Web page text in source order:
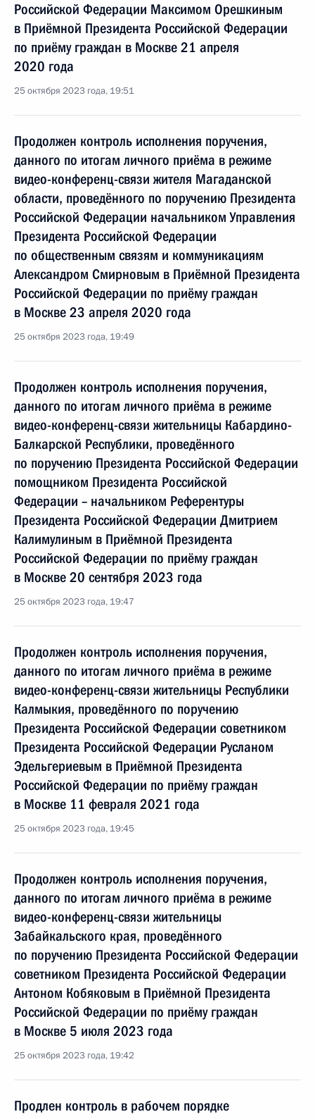
Российской Федерации Максимом Орешкиным
в Приёмной Президента Российской Федерации
по приёму граждан в Москве 21 апреля
2020 года
25 октября 2023 года, 19:51
Продолжен контроль исполнения поручения,
данного по итогам личного приёма в режиме
видео-конференц-связи жителя Магаданской
области, проведённого по поручению Президента
Российской Федерации начальником Управления
Президента Российской Федерации
по общественным связям и коммуникациям
Александром Смирновым в Приёмной Президента
Российской Федерации по приёму граждан
в Москве 23 апреля 2020 года
25 октября 2023 года, 19:49
Продолжен контроль исполнения поручения,
данного по итогам личного приёма в режиме
видео-конференц-связи жительницы Кабардино-
Балкарской Республики, проведённого
по поручению Президента Российской Федерации
помощником Президента Российской
Федерации – начальником Референтуры
Президента Российской Федерации Дмитрием
Калимулиным в Приёмной Президента
Российской Федерации по приёму граждан
в Москве 20 сентября 2023 года
25 октября 2023 года, 19:47
Продолжен контроль исполнения поручения,
данного по итогам личного приёма в режиме
видео-конференц-связи жительницы Республики
Калмыкия, проведённого по поручению
Президента Российской Федерации советником
Президента Российской Федерации Русланом
Эдельгериевым в Приёмной Президента
Российской Федерации по приёму граждан
в Москве 11 февраля 2021 года
25 октября 2023 года, 19:45
Продолжен контроль исполнения поручения,
данного по итогам личного приёма в режиме
видео-конференц-связи жительницы
Забайкальского края, проведённого
по поручению Президента Российской Федерации
советником Президента Российской Федерации
Антоном Кобяковым в Приёмной Президента
Российской Федерации по приёму граждан
в Москве 5 июля 2023 года
25 октября 2023 года, 19:42
Продлен контроль в рабочем порядке